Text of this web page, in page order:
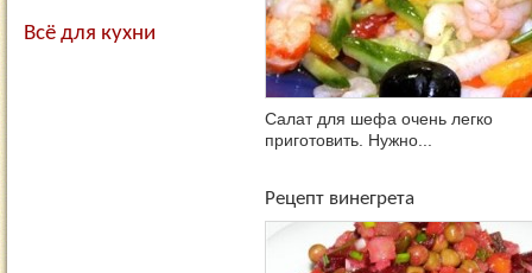
Салат для шефа очень легко
приготовить. Нужно...
Рецепт винегрета
Всё для кухни